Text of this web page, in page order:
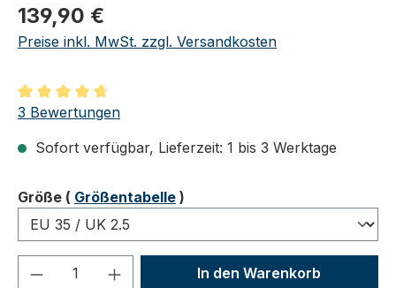
Regulärer Preis:
139,90 €
Preise inkl. MwSt. zzgl. Versandkosten
Durchschnittliche Bewertung von 4.67 von 5 Sternen
3 Bewertungen
Sofort verfügbar, Lieferzeit: 1 bis 3 Werktage
Größeauswählen
( Größentabelle )
Produkt Anzahl: Gib denIn den Warenkorb